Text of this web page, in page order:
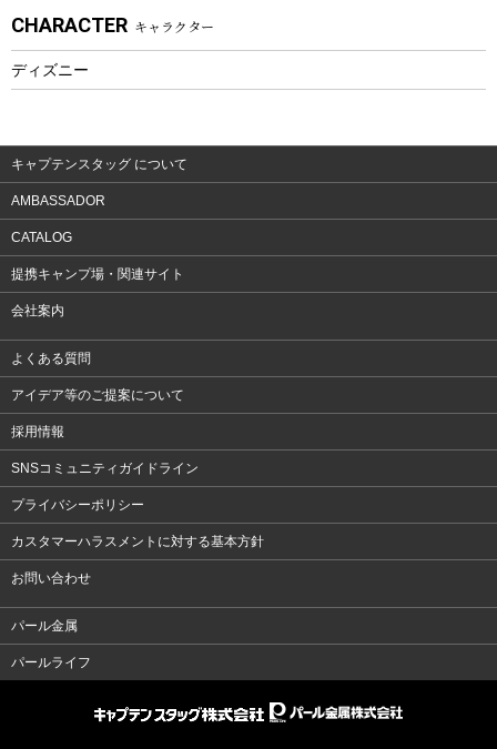
ウェア、タオル
ウェア
CHARACTER キャラクター
ディズニー
キャプテンスタッグ について
AMBASSADOR
CATALOG
提携キャンプ場・関連サイト
会社案内
よくある質問
アイデア等のご提案について
採用情報
SNSコミュニティガイドライン
プライバシーポリシー
カスタマーハラスメントに対する基本方針
お問い合わせ
パール金属
パールライフ